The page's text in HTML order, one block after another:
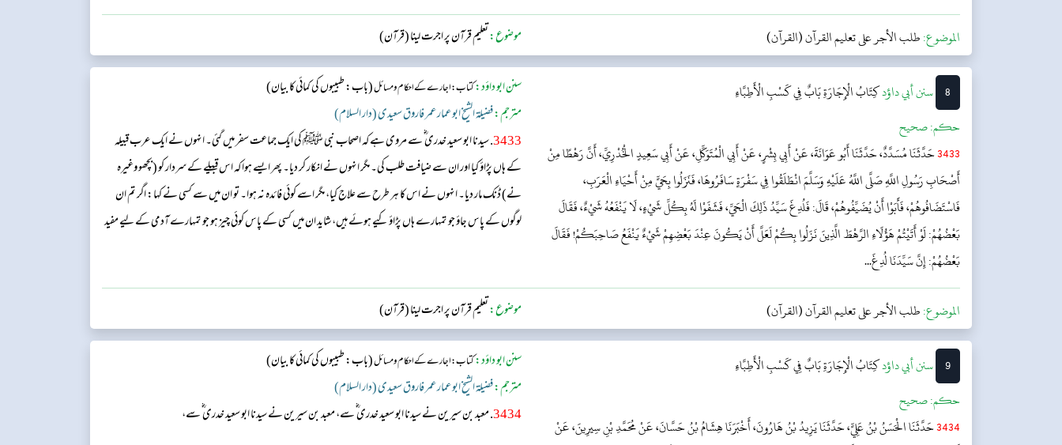
الموضوع:طلب الأجر على تعليم القرآن (القرآن) موضوع:تعلیم قرآن پر اجرت لینا (قرآن)
8 ‌سنن أبي داؤدکِتَابُ الْإِجَارَةِبَابٌ فِي كَسْبِ الْأَطِبَّاءِ
حکم:صحیح
3433حَدَّثَنَا مُسَدَّدٌ، حَدَّثَنَا أَبُو عَوَانَةَ، عَنْ أَبِي بِشْرٍ، عَنْ أَبِي الْمُتَوَكِّلِ، عَنْ أَبِي سَعِيدٍ الْخُدْرِيِّ، أَنَّ رَهْطًا مِنْ
أَصْحَابِ رَسُولِ اللَّهِ صَلَّى اللَّهُ عَلَيْهِ وَسَلَّمَ انْطَلَقُوا فِي سَفْرَةٍ سَافَرُوهَا، فَنَزَلُوا بِحَيٍّ مِنْ أَحْيَاءِ الْعَرَبِ،
فَاسْتَضَافُوهُمْ، فَأَبَوْا أَنْ يُضَيِّفُوهُمْ، قَالَ: فَلُدِغَ سَيِّدُ ذَلِكَ الْحَيِّ، فَشَفَوْا لَهُ بِكُلِّ شَيْءٍ، لَا يَنْفَعُهُ شَيْءٌ، فَقَالَ
بَعْضُهُمْ: لَوْ أَتَيْتُمْ هَؤُلَاءِ الرَّهْطَ الَّذِينَ نَزَلُوا بِكُمْ لَعَلَّ أَنْ يَكُونَ عِنْدَ بَعْضِهِمْ شَيْءٌ يَنْفَعُ صَاحِبَكُمْ! فَقَالَ
بَعْضُهُمْ: إِنَّ سَيِّدَنَا لُدِغَ...
سنن ابو داؤد:کتاب: اجارے کے احکام و مسائل(باب: طبیبوں کی کمائی کا بیان)
مترجم:فضیلۃ الشیخ ابو عمار عمر فاروق سعیدی (دار السلام)
3433. سیدنا ابو سعید خدری ؓ سے مروی ہے کہ اصحاب نبی ﷺ کی ایک جماعت سفر میں گئی۔ انہوں نے ایک عرب قبیلہ
کے ہاں پڑاؤ کیا اور ان سے ضیافت طلب کی۔ مگر انہوں نے انکار کر دیا۔ پھر ایسے ہوا کہ اس قبیلے کے سردار کو (بچھو وغیرہ
نے) ڈنک مار دیا۔ انہوں نے اس کا ہر طرح سے علاج کیا، مگر اسے کوئی فائدہ نہ ہوا۔ تو ان میں سے کسی نے کہا: اگر تم ان
لوگوں کے پاس جاؤ جو تمہارے ہاں پڑاؤ کیے ہوئے ہیں، شاید ان میں کسی کے پاس کوئی چیز ہو جو تمہارے آدمی کے لیے مفید
الموضوع:طلب الأجر على تعليم القرآن (القرآن) موضوع:تعلیم قرآن پر اجرت لینا (قرآن)
9 ‌سنن أبي داؤدکِتَابُ الْإِجَارَةِبَابٌ فِي كَسْبِ الْأَطِبَّاءِ
حکم:صحیح
3434حَدَّثَنَا الْحَسَنُ بْنُ عَلِيٍّ، حَدَّثَنَا يَزِيدُ بْنُ هَارُونَ، أَخْبَرَنَا هِشَامُ بْنُ حَسَّانَ، عَنْ مُحَمَّدِ بْنِ سِيرِينَ، عَنْ
سنن ابو داؤد:کتاب: اجارے کے احکام و مسائل(باب: طبیبوں کی کمائی کا بیان)
مترجم:فضیلۃ الشیخ ابو عمار عمر فاروق سعیدی (دار السلام)
3434. معبد بن سیرین نے سیدنا ابو سعید خدری ؓ سے، معبد بن سیرین نے سیدنا ابو سعید خدری ؓ سے،